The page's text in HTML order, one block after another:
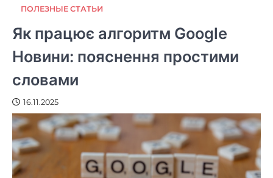
ПОЛЕЗНЫЕ СТАТЬИ
Як працює алгоритм Google
Новини: пояснення простими
словами
16.11.2025